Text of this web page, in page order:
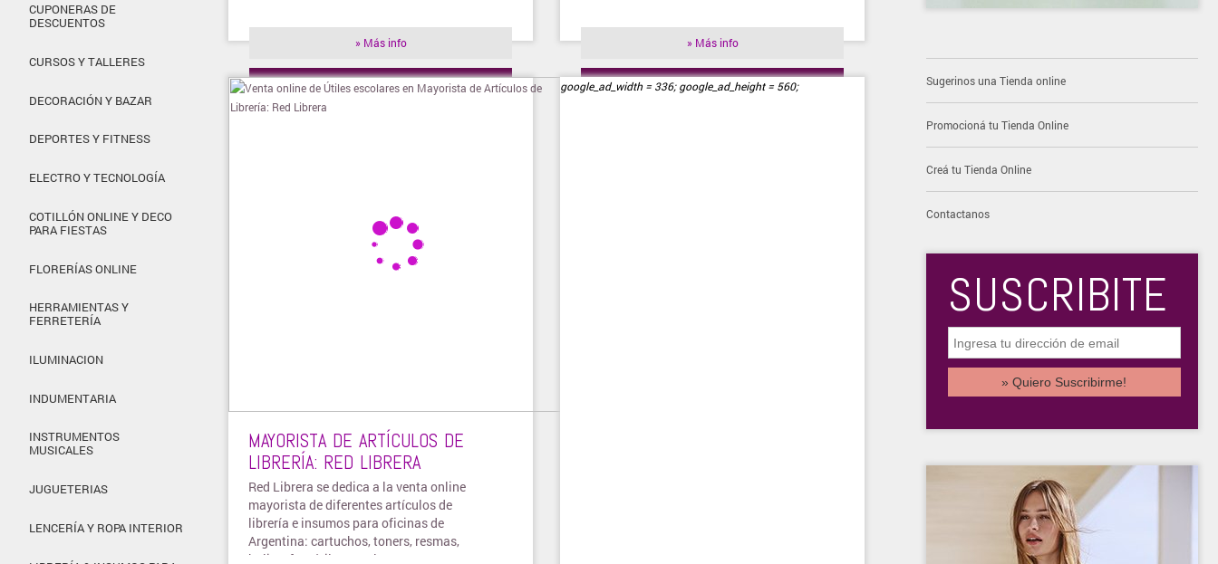
CUPONERAS DE
DESCUENTOS
CURSOS Y TALLERES
DECORACIÓN Y BAZAR
DEPORTES Y FITNESS
ELECTRO Y TECNOLOGÍA
COTILLÓN ONLINE Y DECO
PARA FIESTAS
FLORERÍAS ONLINE
HERRAMIENTAS Y
FERRETERÍA
ILUMINACION
INDUMENTARIA
INSTRUMENTOS
MUSICALES
JUGUETERIAS
LENCERÍA Y ROPA INTERIOR
» Más info
» Visitar tienda
» Más info
» Visitar tienda
MAYORISTA DE ARTÍCULOS DE
LIBRERÍA: RED LIBRERA
Red Librera se dedica a la venta online
mayorista de diferentes artículos de
librería e insumos para oficinas de
Argentina: cartuchos, toners, resmas,
boligrafos, útiles escolares, entre otros
google_ad_width = 336; google_ad_height = 560; Sugerinos una Tienda online
Promocioná tu Tienda Online
Creá tu Tienda Online
Contactanos
SUSCRIBITE